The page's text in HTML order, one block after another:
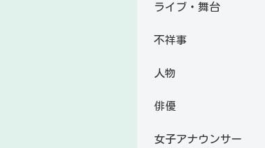
ライブ・舞台
不祥事
人物
俳優
女子アナウンサー